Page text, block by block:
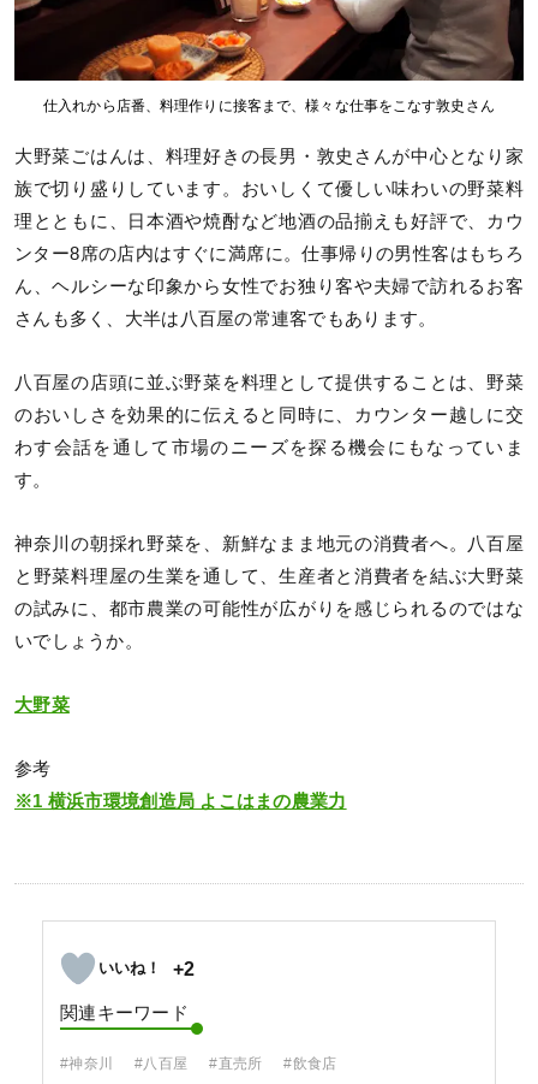
仕入れから店番、料理作りに接客まで、様々な仕事をこなす敦史さん
大野菜ごはんは、料理好きの長男・敦史さんが中心となり家
族で切り盛りしています。おいしくて優しい味わいの野菜料
理とともに、日本酒や焼酎など地酒の品揃えも好評で、カウ
ンター8席の店内はすぐに満席に。仕事帰りの男性客はもちろ
ん、ヘルシーな印象から女性でお独り客や夫婦で訪れるお客
さんも多く、大半は八百屋の常連客でもあります。
八百屋の店頭に並ぶ野菜を料理として提供することは、野菜
のおいしさを効果的に伝えると同時に、カウンター越しに交
わす会話を通して市場のニーズを探る機会にもなっていま
す。
神奈川の朝採れ野菜を、新鮮なまま地元の消費者へ。八百屋
と野菜料理屋の生業を通して、生産者と消費者を結ぶ大野菜
の試みに、都市農業の可能性が広がりを感じられるのではな
いでしょうか。
大野菜
参考
※1 横浜市環境創造局 よこはまの農業力
+2
関連キーワード
#神奈川 #八百屋 #直売所 #飲食店